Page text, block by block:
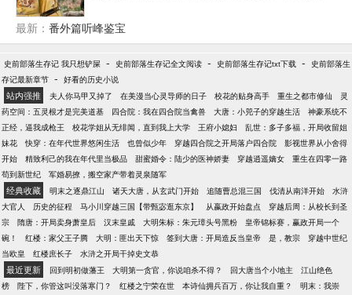
回来！！！
最新： 番外篇听峰鉴宝
史前部落生存记 我只想铲屎 - 史前部落生存记全文阅读 - 史前部落生存记txt下载 -
史前部落生
存记最新章节 - 好看的历史小说
站内强推 夫人你马甲又掉了 在美漫当心灵导师的日子 校花的贴身高手 重生之都市修仙
灵
药空间：五灵根才是完美道基
四合院：我在四合院当禽兽 大唐：小兕子的穿越生活
神豪系统不
正经，逼我成枪王
校花学姐从无绯闻，直到我上大学 王府小媳妇
乱世：多子多福，开局收留姐
妹花
快穿：在年代世界悠闲生活 也曾似少年 穿越四合院之开局落户四合院
影视世界从小舍得
开始
精致利己的我在年代里当极品 甜蜜婚令：陆少的医神娇妻 穿越逍遥嫡女
重生在四零一路
苟到新世纪
军婚易撩，搬空家产带着灵泉随军
经典收藏 明末之逐鼎江山 诸天大唐，从玄武门开始 追随曹总混三国 伐清从南洋开始
水浒
大官人
历史的征程 马小川穿越三国【带甄宓逛东京】 从嬴政开始盘点
穿越后周：从校长到圣
宗
隋唐：开局卖身萧皇后 汉末皇戚 大明朱标：朱元璋头号黑粉
皇帝锦标赛，赢政开局一个
碗！
红楼：家父王子腾 大明：匪出天下惊 签到大唐：开局造反当皇帝 是，教宗
穿越中世纪
当欧皇
红楼庶长子 水浒之开局干掉史文恭
最近更新 回到明初做藩王 大明第一贪官，你说咱杀不得？ 回大唐当个小地主
江山绝色
榜
陛下，你管这叫没落寒门？ 红楼之宁荣在世 本诗仙拥兵百万，你让我自重？
明末：我崇